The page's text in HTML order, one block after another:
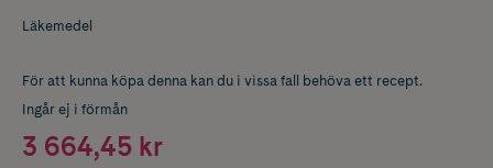
Läkemedel
För att kunna köpa denna kan du i vissa fall behöva ett recept.
Ingår ej i förmån
3 664,45 kr